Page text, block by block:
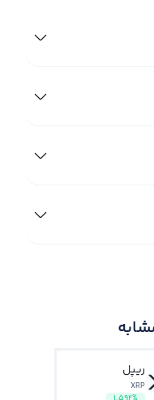
ریپل
XRP